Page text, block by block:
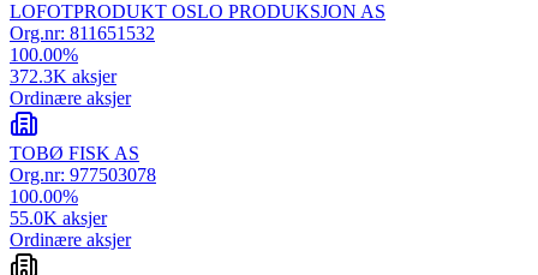
LOFOTPRODUKT OSLO PRODUKSJON AS
Org.nr: 811651532
100.00%
372.3K aksjer
Ordinære aksjer
TOBØ FISK AS
Org.nr: 977503078
100.00%
55.0K aksjer
Ordinære aksjer